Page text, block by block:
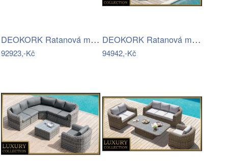
DEOKORK Ratanová modulová sestava…
92923,-Kč
DEOKORK Ratanová modulová sestava…
94942,-Kč